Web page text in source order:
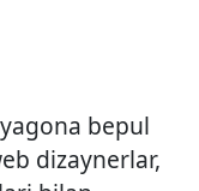
bepul
dizaynerlar,